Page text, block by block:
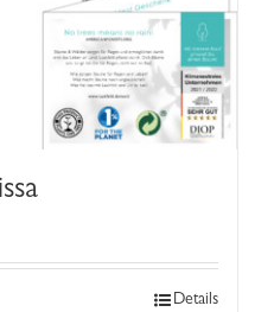
Details